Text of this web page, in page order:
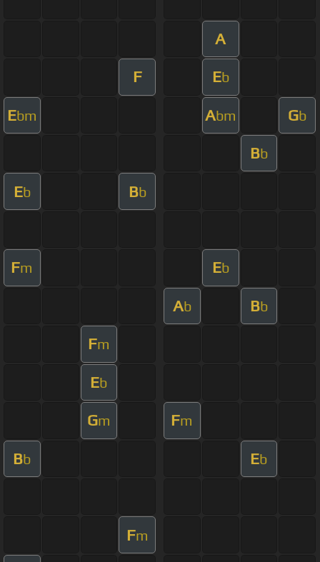
A
F Eb
Ebm Abm Gb
Bb
Eb Bb
Fm Eb
Ab Bb
Fm
Eb
Gm Fm
Bb Eb
Fm